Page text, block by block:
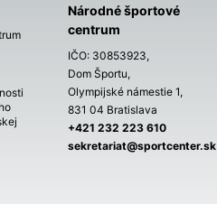
Národné športové
centrum
IČO: 30853923,
Dom Športu,
Olympijské námestie 1,
831 04 Bratislava
+421 232 223 610
sekretariat@sportcenter.sk